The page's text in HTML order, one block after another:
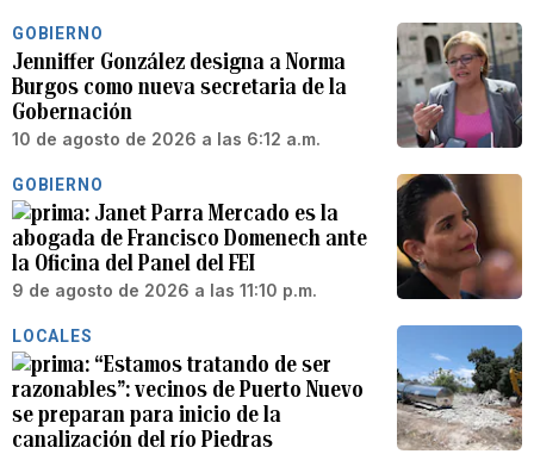
GOBIERNO
Jenniffer González designa a Norma
Burgos como nueva secretaria de la
Gobernación
10 de agosto de 2026 a las 6:12 a.m.
GOBIERNO
Janet Parra Mercado es la
abogada de Francisco Domenech ante
la Oficina del Panel del FEI
9 de agosto de 2026 a las 11:10 p.m.
LOCALES
“Estamos tratando de ser
razonables”: vecinos de Puerto Nuevo
se preparan para inicio de la
canalización del río Piedras